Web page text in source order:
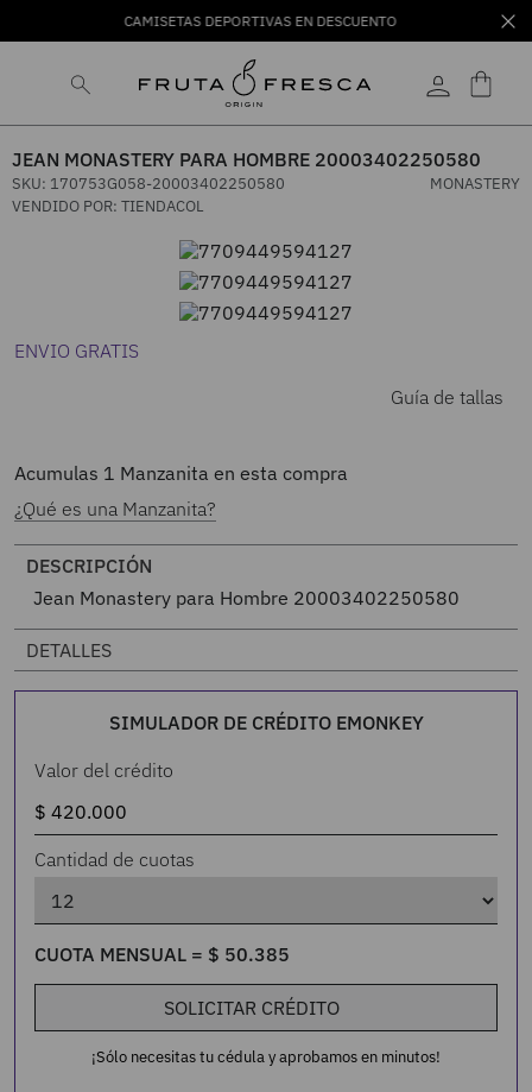
CAMISETAS DEPORTIVAS EN DESCUENTO
JEAN MONASTERY PARA HOMBRE 20003402250580
SKU: 170753G058-20003402250580
MONASTERY
VENDIDO POR: TIENDACOL
ENVIO GRATIS
Guía de tallas
Acumulas 1 Manzanita en esta compra
¿Qué es una Manzanita?
DESCRIPCIÓN
Jean Monastery para Hombre 20003402250580
DETALLES
SIMULADOR DE CRÉDITO EMONKEY
Valor del crédito
Cantidad de cuotas
CUOTA MENSUAL = $ 50.385
SOLICITAR CRÉDITO
¡Sólo necesitas tu cédula y aprobamos en minutos!